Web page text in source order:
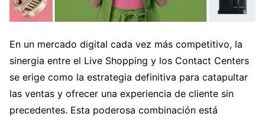
En un mercado digital cada vez más competitivo, la
sinergia entre el Live Shopping y los Contact Centers
se erige como la estrategia definitiva para catapultar
las ventas y ofrecer una experiencia de cliente sin
precedentes. Esta poderosa combinación está